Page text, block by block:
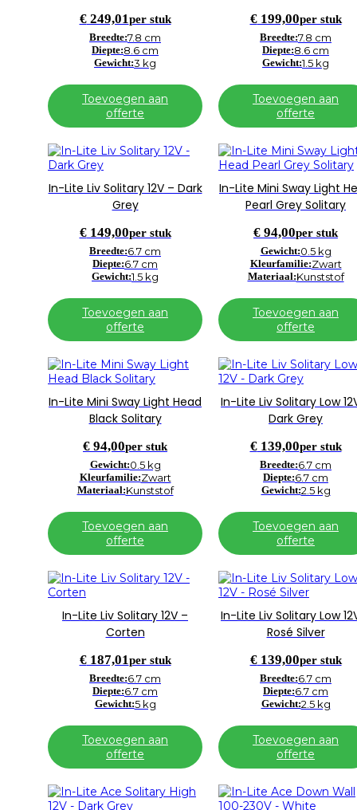
€249,01per stuk
Breedte:7.8 cm
Diepte:8.6 cm
Gewicht:3 kg
Toevoegen aan
offerte
€199,00per stuk
Breedte:7.8 cm
Diepte:8.6 cm
Gewicht:1.5 kg
Toevoegen aan
offerte
In-Lite Liv Solitary 12V – Dark
Grey
€149,00per stuk
Breedte:6.7 cm
Diepte:6.7 cm
Gewicht:1.5 kg
Toevoegen aan
offerte
In-Lite Mini Sway Light
Pearl Grey Solitary
€ 94,00per stuk
Gewicht:0.5 kg
Kleurfamilie:Zwart
Materiaal:Kunststof
Toevoegen aan
offerte
In-Lite Mini Sway Light Head
Black Solitary
€ 94,00per stuk
Gewicht:0.5 kg
Kleurfamilie:Zwart
Materiaal:Kunststof
Toevoegen aan
offerte
In-Lite Liv Solitary Low
Dark Grey
€139,00per stuk
Breedte:6.7 cm
Diepte:6.7 cm
Gewicht:2.5 kg
Toevoegen aan
offerte
In-Lite Liv Solitary 12V –
Corten
€187,01per stuk
Breedte:6.7 cm
Diepte:6.7 cm
Gewicht:5 kg
Toevoegen aan
offerte
In-Lite Liv Solitary Low
Rosé Silver
€139,00per stuk
Breedte:6.7 cm
Diepte:6.7 cm
Gewicht:2.5 kg
Toevoegen aan
offerte